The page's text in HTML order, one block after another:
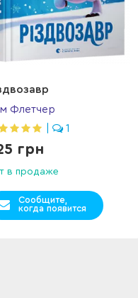
Флетчер
1
грн
в продаже
Сообщите,
когда появится